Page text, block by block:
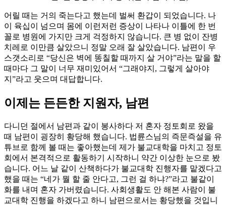
어릴 때는 거의 죽는다고 했는데 벌써 환갑이 되었습니다. 나
이 육십이 넘으며 몸에 이런저런 증상이 나타나 이틀에 한 번
꼴로 병원에 가지만 크게 걱정하지 않습니다. 큰 병 없이 잔병
치레로 이만큼 살았으니 정말 오래 잘 살았습니다. 남편이 우
스갯소리로 “당신은 벽에 똥칠할 때까지 살 거야”라는 말을 할
때마다 그 말이 너무 재미있어서 “그래야지, 그렇게 살아야
지”라고 웃으며 대답합니다.
이제는 든든한 지원자, 남편
다니던 절에서 남편과 같이 봉사하다 저 혼자 정토회로 왔을
때 남편이 굉장히 황당해 했습니다. 법륜스님의 즉문즉설을 유
튜브로 함께 볼 때는 좋아했는데 제가 불교대학을 마치고 정토
회에서 본격적으로 활동하기 시작하니 약간 이상한 눈으로 봤
습니다. 어느 날 같이 산책하다가 불교대학 진행자를 맡겠다고
했을 때는 “네가 뭘 할 줄 안다고, 그런 걸 하냐?”라고 불같이
화를 내며 혼자 가버렸습니다. 사회생활도 안 해본 사람이 불
교대학 진행을 하겠다고 하니 남편으로서는 황당했을 것입니